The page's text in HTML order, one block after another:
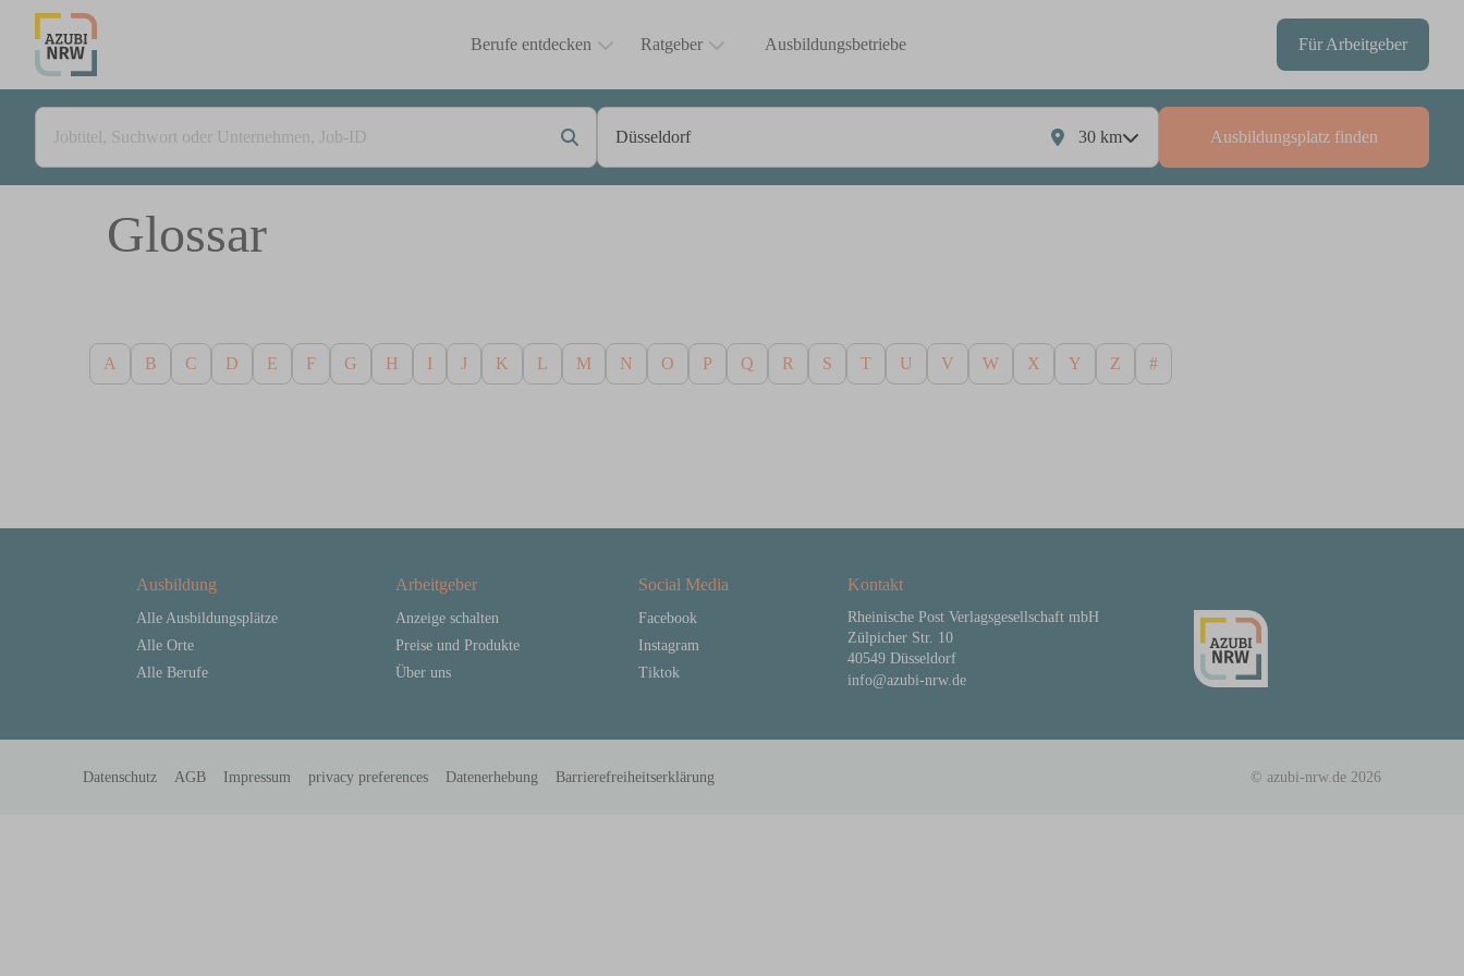
Berufe entdecken Ratgeber Ausbildungsbetriebe Für Arbeitgeber
30 km Ausbildungsplatz finden
Glossar
A B C D E F G H I J K L M N O P Q R S T U V W X Y Z #
Ausbildung
Alle Ausbildungsplätze
Alle Orte
Alle Berufe
Arbeitgeber
Anzeige schalten
Preise und Produkte
Über uns
Social Media
Facebook
Instagram
Tiktok
Kontakt
Rheinische Post Verlagsgesellschaft mbH
Zülpicher Str. 10
40549 Düsseldorf
info@azubi-nrw.de
Datenschutz AGB Impressum privacy preferences Datenerhebung Barrierefreiheitserklärung © azubi-nrw.de 2026